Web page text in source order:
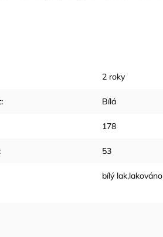
2 roky
: Bílá
178
53
bílý lak,lakováno